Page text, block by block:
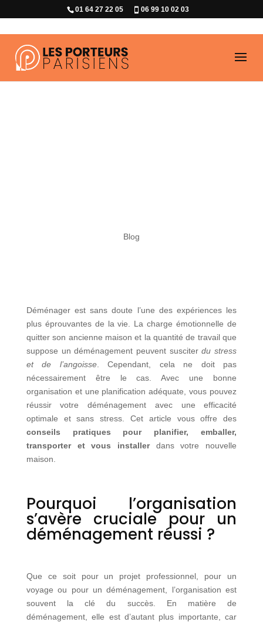
01 64 27 22 05 06 99 10 02 03
Blog
Déménager est sans doute l’une des expériences les
plus éprouvantes de la vie. La charge émotionnelle de
quitter son ancienne maison et la quantité de travail que
suppose un déménagement peuvent susciterdu stress
et de l’angoisse. Cependant, cela ne doit pas
nécessairement être le cas. Avec une bonne
organisation et une planification adéquate, vous pouvez
réussir votre déménagement avec une efficacité
optimale et sans stress. Cet article vous offre des
conseils pratiques pour planifier, emballer,
transporter et vous installer dans votre nouvelle
maison.
Pourquoi l’organisation
s’avère cruciale pour un
déménagement réussi ?
Que ce soit pour un projet professionnel, pour un
voyage ou pour un déménagement, l’organisation est
souvent la clé du succès. En matière de
déménagement, elle est d’autant plus importante, car